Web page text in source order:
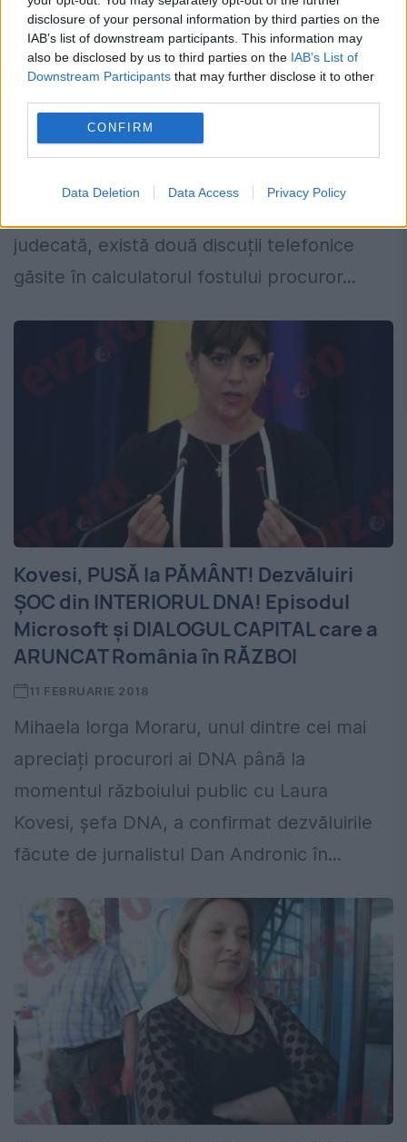
disclosure of your personal information by third parties on the
IAB’s list of downstream participants. This information may
also be disclosed by us to third parties on the IAB’s List of
Downstream Participants that may further disclose it to other
CONFIRM
Data Deletion Data Access Privacy Policy
procurorul Iorga Moraru și un
CONDAMNAT CELEBRU
17 FEBRUARIE 2018
Dosarul instrumentat de DNA Ploiești la
adresa procurorului DNA Mihaiela Iorga
Moraru conține informații explozive.
judecată, există două discuții telefonice
găsite în calculatorul fostului procuror...
Kovesi, PUSĂ la PĂMÂNT! Dezvăluiri
ȘOC din INTERIORUL DNA! Episodul
Microsoft și DIALOGUL CAPITAL care a
ARUNCAT România în RĂZBOI
11 FEBRUARIE 2018
Mihaela Iorga Moraru, unul dintre cei mai
apreciați procurori ai DNA până la
momentul războiului public cu Laura
Kovesi, șefa DNA, a confirmat dezvăluirile
făcute de jurnalistul Dan Andronic în...